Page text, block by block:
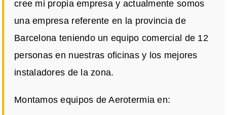
cree mi propia empresa y actualmente somos
una empresa referente en la provincia de
Barcelona teniendo un equipo comercial de 12
personas en nuestras oficinas y los mejores
instaladores de la zona.
Montamos equipos de Aerotermia en: